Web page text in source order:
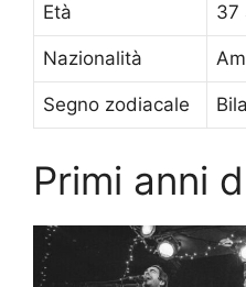
Età 37
Nazionalità
Segno zodiacale
Primi anni